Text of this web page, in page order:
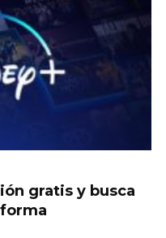
gratis y busca